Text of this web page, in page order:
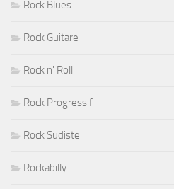
Rock Blues
Rock Guitare
Rock n' Roll
Rock Progressif
Rock Sudiste
Rockabilly